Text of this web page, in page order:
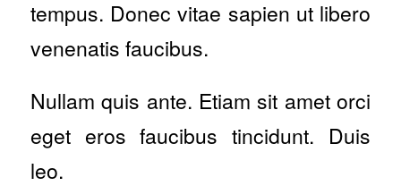
tempus. Donec vitae sapien ut libero
venenatis faucibus.
Nullam quis ante. Etiam sit amet orci
eget eros faucibus tincidunt. Duis
leo.